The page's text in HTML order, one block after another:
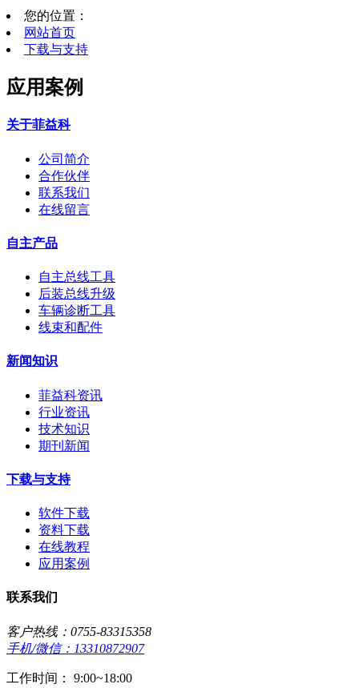
您的位置：
网站首页
下载与支持
应用案例
关于菲益科
公司简介
合作伙伴
联系我们
在线留言
自主产品
自主总线工具
后装总线升级
车辆诊断工具
线束和配件
新闻知识
菲益科资讯
行业资讯
技术知识
期刊新闻
下载与支持
软件下载
资料下载
在线教程
应用案例
联系我们
客户热线：0755-83315358
手机/微信：13310872907
工作时间： 9:00~18:00